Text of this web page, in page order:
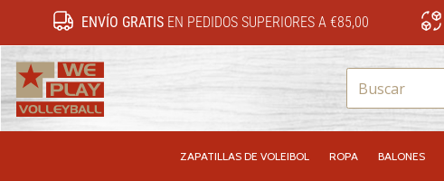
ENVÍO GRATISEN PEDIDOS SUPERIORES A €85,00
ZAPATILLAS DE VOLEIBOL ROPA BALONES